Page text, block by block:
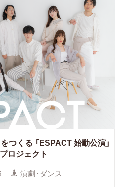
つくる 「ESPACT 始動公演」
ロジェクト
演劇・ダンス